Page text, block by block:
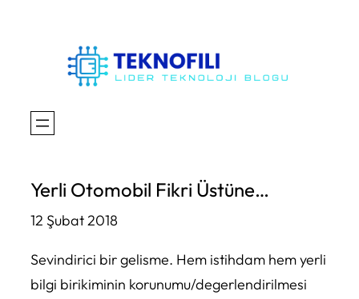
Yerli Otomobil Fikri Üstüne…
12 Şubat 2018
Sevindirici bir gelisme. Hem istihdam hem yerli
bilgi birikiminin korunumu/degerlendirilmesi